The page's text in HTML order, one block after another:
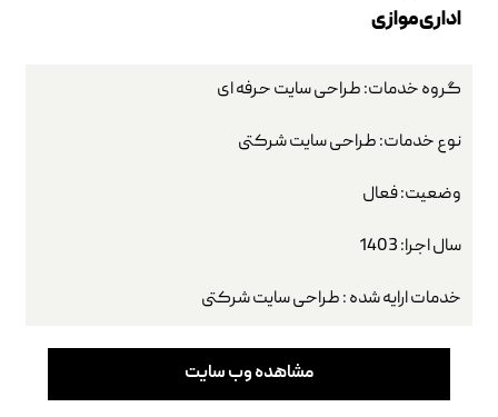
اداری موازی
گروه خدمات:طراحی سایت حرفه ای
نوع خدمات: طراحی سایت شرکتی
وضعیت: فعال
سال اجرا: 1403
خدمات ارایه شده : طراحی سایت شرکتی
مشاهده وب سایت